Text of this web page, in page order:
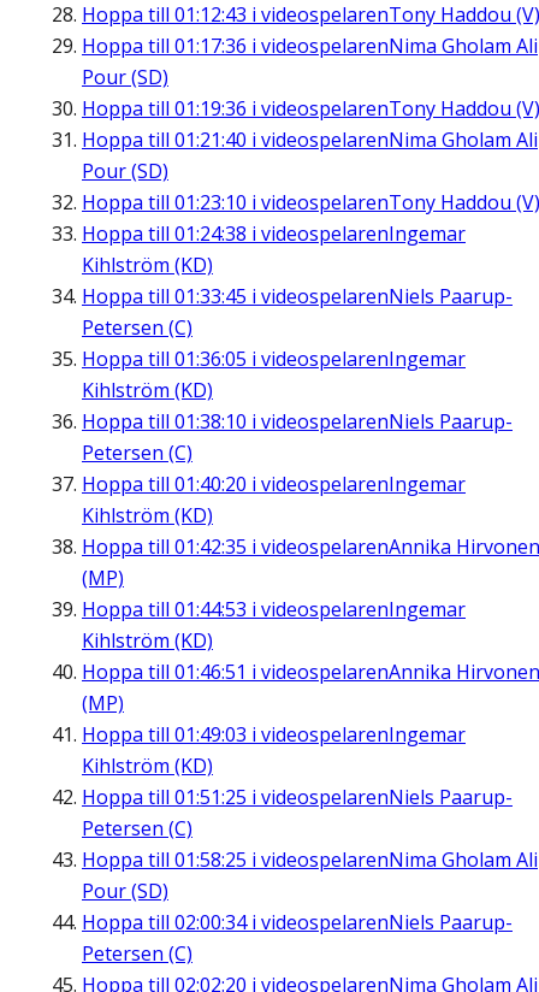
Hoppa till 01:12:43 i videospelarenTony Haddou (V)
Hoppa till 01:17:36 i videospelarenNima Gholam Ali
Pour (SD)
Hoppa till 01:19:36 i videospelarenTony Haddou (V)
Hoppa till 01:21:40 i videospelarenNima Gholam Ali
Pour (SD)
Hoppa till 01:23:10 i videospelarenTony Haddou (V)
Hoppa till 01:24:38 i videospelarenIngemar
Kihlström (KD)
Hoppa till 01:33:45 i videospelarenNiels Paarup-
Petersen (C)
Hoppa till 01:36:05 i videospelarenIngemar
Kihlström (KD)
Hoppa till 01:38:10 i videospelarenNiels Paarup-
Petersen (C)
Hoppa till 01:40:20 i videospelarenIngemar
Kihlström (KD)
Hoppa till 01:42:35 i videospelarenAnnika Hirvonen
(MP)
Hoppa till 01:44:53 i videospelarenIngemar
Kihlström (KD)
Hoppa till 01:46:51 i videospelarenAnnika Hirvonen
(MP)
Hoppa till 01:49:03 i videospelarenIngemar
Kihlström (KD)
Hoppa till 01:51:25 i videospelarenNiels Paarup-
Petersen (C)
Hoppa till 01:58:25 i videospelarenNima Gholam Ali
Pour (SD)
Hoppa till 02:00:34i videospelarenNiels Paarup-
Petersen (C)
Hoppa till 02:02:20 i videospelarenNima Gholam Ali